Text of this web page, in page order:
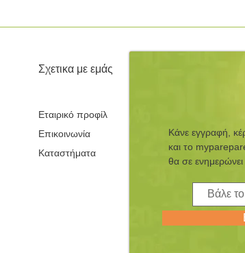
Σχετικα με εμάς
Εταιρικό προφίλ
Επικοινωνία
Καταστήματα
Κάνε εγγραφή,
και τo
θα σε